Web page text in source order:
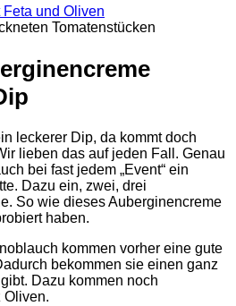
Tomatenstücken
leckerer Dip, da kommt doch
lieben das auf jeden Fall. Genau
bei fast jedem „Event“ ein
Dazu ein, zwei, drei
So wie dieses Auberginencreme
haben.
kommen vorher eine gute
bekommen sie einen ganz
Dazu kommen noch
Oliven.